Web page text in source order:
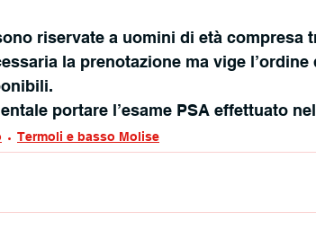
riservate a uomini di età compresa
la prenotazione ma vige
portare l’esame PSA effettuato
Termoli e basso Molise